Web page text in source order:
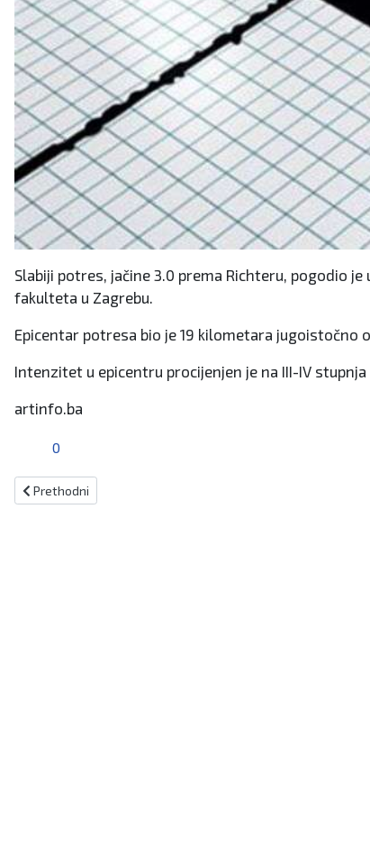
Slabiji potres, jačine 3.0 prema Richteru, pogodio
fakulteta u Zagrebu.
Epicentar potresa bio je 19 kilometara jugoistočno
Intenzitet u epicentru procijenjen je na III-IV
artinfo.ba
0
Prethodni članak: Najava isključenja električne energije
Prethodni